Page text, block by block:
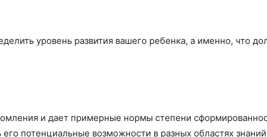
уровень развития вашего ребенка, а именно, что
и дает примерные нормы степени
потенциальные возможности в разных областях